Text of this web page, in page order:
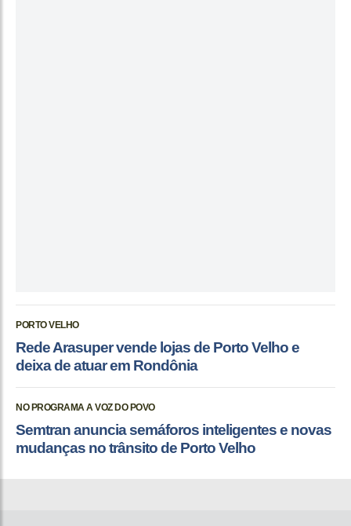
PORTO VELHO
Rede Arasuper vende lojas de Porto Velho e
deixa de atuar em Rondônia
NO PROGRAMA A VOZ DO POVO
Semtran anuncia semáforos inteligentes e novas
mudanças no trânsito de Porto Velho